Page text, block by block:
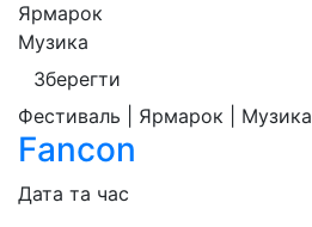
Ярмарок
Музика
Зберегти
Фестиваль | Ярмарок | Музика
Fancon
Дата та час